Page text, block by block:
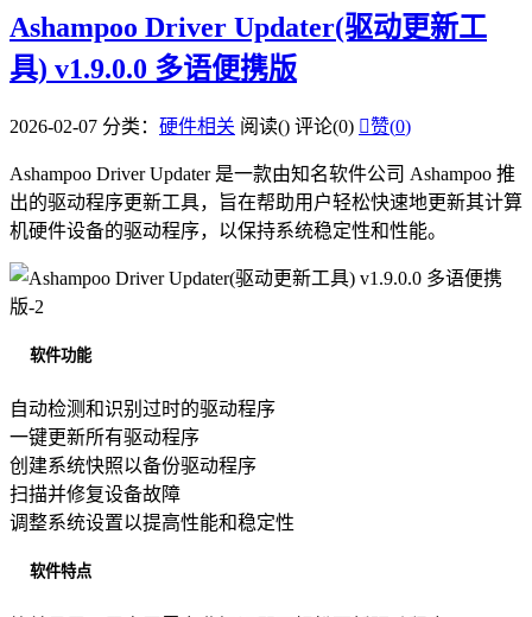
Ashampoo Driver Updater(驱动更新工
具) v1.9.0.0 多语便携版
2026-02-07 分类： 硬件相关 阅读() 评论(0) 赞(0)
Ashampoo Driver Updater 是一款由知名软件公司 Ashampoo 推
出的驱动程序更新工具，旨在帮助用户轻松快速地更新其计算
机硬件设备的驱动程序，以保持系统稳定性和性能。
软件功能
自动检测和识别过时的驱动程序
一键更新所有驱动程序
创建系统快照以备份驱动程序
扫描并修复设备故障
调整系统设置以提高性能和稳定性
软件特点